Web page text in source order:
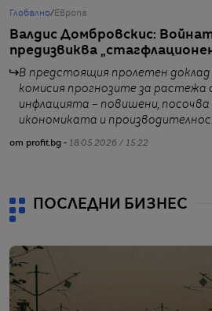
Глобално/ Европа
Валдис Домбровскис:
предизвиква
В предстоящия пролетен
комисия прогнозите за растежа
инфлацията – повишени,
икономиката и
от profit.bg - 18.05.2026 / 15:22
ПОСЛЕДНИ БИЗНЕС